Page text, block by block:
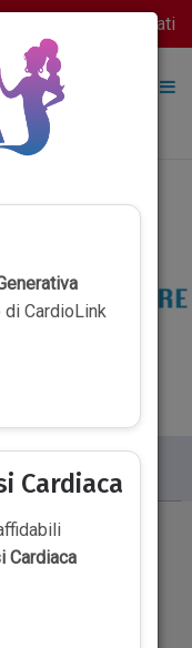
Registrati
FOCUS ON
CardioLink
Cardiaca
Cardiaca